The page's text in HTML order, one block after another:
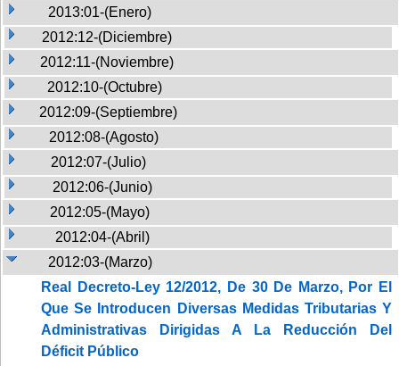
2013:01-(Enero)
2012:12-(Diciembre)
2012:11-(Noviembre)
2012:10-(Octubre)
2012:09-(Septiembre)
2012:08-(Agosto)
2012:07-(Julio)
2012:06-(Junio)
2012:05-(Mayo)
2012:04-(Abril)
2012:03-(Marzo)
Real Decreto-Ley 12/2012, De 30 De Marzo, Por El
Que Se Introducen Diversas Medidas Tributarias Y
Administrativas Dirigidas A La Reducción Del
Déficit Público